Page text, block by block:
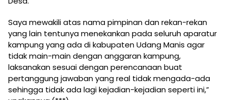
Saya mewakili atas nama pimpinan dan rekan-rekan
yang lain tentunya menekankan pada seluruh aparatur
kampung yang ada di kabupaten Udang Manis agar
tidak main-main dengan anggaran kampung,
laksanakan sesuai dengan perencanaan buat
pertanggung jawaban yang real tidak mengada-ada
sehingga tidak ada lagi kejadian-kejadian seperti ini,”